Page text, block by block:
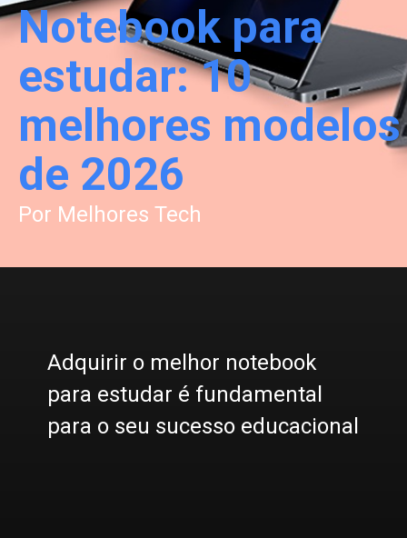
Notebook para
estudar: 10
melhores modelos
de 2026
Por Melhores Tech
Adquirir o melhor notebook
para estudar é fundamental
para o seu sucesso educacional